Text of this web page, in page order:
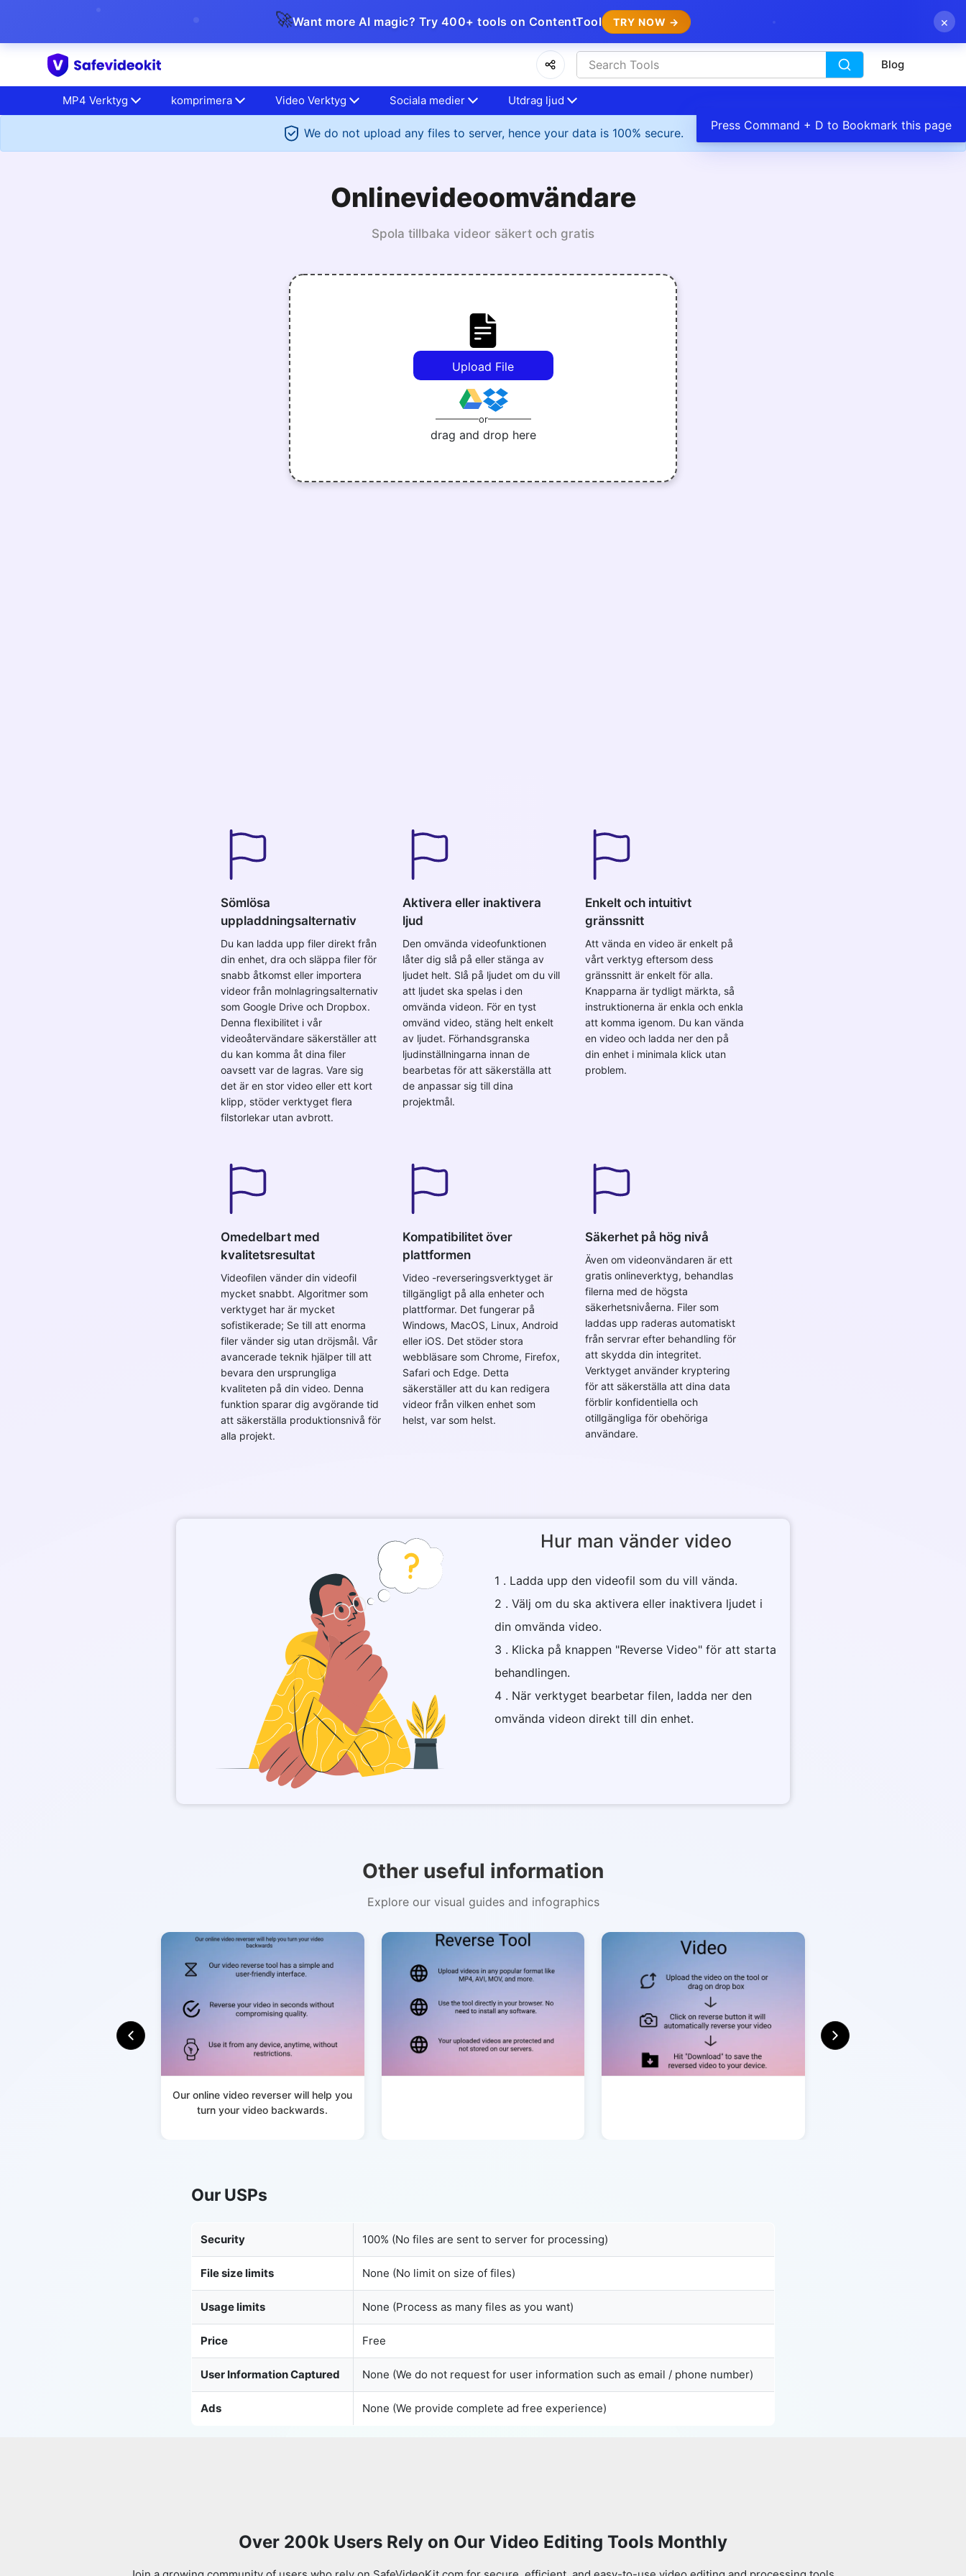
🚀Want more AI magic? Try 400+ tools on ContentTool TRY NOW → ×
Blog
Copy Link
MP4 Verktyg komprimera Video Verktyg Sociala medier Utdrag ljud
Press Command + D to Bookmark this page
We do not upload any files to server, hence your data is 100% secure.
Onlinevideoomvändare
Spola tillbaka videor säkert och gratis
Upload File
or
drag and drop here
Sömlösa
uppladdningsalternativ
Du kan ladda upp filer direkt från
din enhet, dra och släppa filer för
snabb åtkomst eller importera
videor från molnlagringsalternativ
som Google Drive och Dropbox.
Denna flexibilitet i vår
videoåtervändare säkerställer att
du kan komma åt dina filer
oavsett var de lagras. Vare sig
det är en stor video eller ett kort
klipp, stöder verktyget flera
filstorlekar utan avbrott.
Aktivera eller inaktivera
ljud
Den omvända videofunktionen
låter dig slå på eller stänga av
ljudet helt. Slå på ljudet om du vill
att ljudet ska spelas i den
omvända videon. För en tyst
omvänd video, stäng helt enkelt
av ljudet. Förhandsgranska
ljudinställningarna innan de
bearbetas för att säkerställa att
de anpassar sig till dina
projektmål.
Enkelt och intuitivt
gränssnitt
Att vända en video är enkelt på
vårt verktyg eftersom dess
gränssnitt är enkelt för alla.
Knapparna är tydligt märkta, så
instruktionerna är enkla och enkla
att komma igenom. Du kan vända
en video och ladda ner den på
din enhet i minimala klick utan
problem.
Omedelbart med
kvalitetsresultat
Videofilen vänder din videofil
mycket snabbt. Algoritmer som
verktyget har är mycket
sofistikerade; Se till att enorma
filer vänder sig utan dröjsmål. Vår
avancerade teknik hjälper till att
bevara den ursprungliga
kvaliteten på din video. Denna
funktion sparar dig avgörande tid
att säkerställa produktionsnivå för
alla projekt.
Kompatibilitet över
plattformen
Video -reverseringsverktyget är
tillgängligt på alla enheter och
plattformar. Det fungerar på
Windows, MacOS, Linux, Android
eller iOS. Det stöder stora
webbläsare som Chrome, Firefox,
Safari och Edge. Detta
säkerställer att du kan redigera
videor från vilken enhet som
helst, var som helst.
Säkerhet på hög nivå
Även om videonvändaren är ett
gratis onlineverktyg, behandlas
filerna med de högsta
säkerhetsnivåerna. Filer som
laddas upp raderas automatiskt
från servrar efter behandling för
att skydda din integritet.
Verktyget använder kryptering
för att säkerställa att dina data
förblir konfidentiella och
otillgängliga för obehöriga
användare.
Hur man vänder video
1 . Ladda upp den videofil som du vill vända.
2 . Välj om du ska aktivera eller inaktivera ljudet i
din omvända video.
3 . Klicka på knappen "Reverse Video" för att starta
behandlingen.
4 . När verktyget bearbetar filen, ladda ner den
omvända videon direkt till din enhet.
Other useful information
Explore our visual guides and infographics
Our online video reverser will help you
turn your video backwards.
Our USPs
Security 100% (No files are sent to server for processing)
File size limits None (No limit on size of files)
Usage limits None (Process as many files as you want)
Price Free
User Information Captured None (We do not request for user information such as email / phone number)
Ads None (We provide complete ad free experience)
Over 200k Users Rely on Our Video Editing Tools Monthly